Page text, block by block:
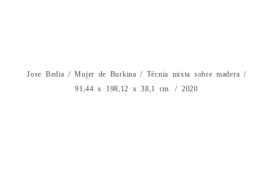
Jose Bedia / Mujer de Burkina / Técnia mixta sobre madera /
91,44 x 198,12 x 38,1 cm. / 2020